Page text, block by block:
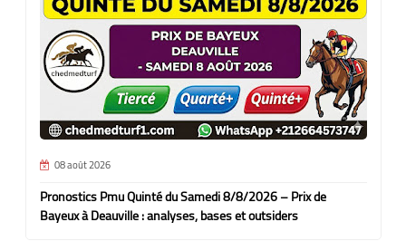
08 août 2026
Pronostics Pmu Quinté du Samedi 8/8/2026 – Prix de
Bayeux à Deauville : analyses, bases et outsiders